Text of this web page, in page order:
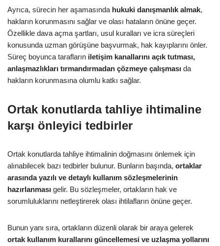
Ayrıca, sürecin her aşamasında hukuki danışmanlık almak,
hakların korunmasını sağlar ve olası hataların önüne geçer.
Özellikle dava açma şartları, usul kuralları ve icra süreçleri
konusunda uzman görüşüne başvurmak, hak kayıplarını önler.
Süreç boyunca tarafların iletişim kanallarını açık tutması,
anlaşmazlıkları tırmandırmadan çözmeye çalışması da
hakların korunmasına olumlu katkı sağlar.
Ortak konutlarda tahliye ihtimaline
karşı önleyici tedbirler
Ortak konutlarda tahliye ihtimalinin doğmasını önlemek için
alınabilecek bazı tedbirler bulunur. Bunların başında, ortaklar
arasında yazılı ve detaylı kullanım sözleşmelerinin
hazırlanması gelir. Bu sözleşmeler, ortakların hak ve
sorumluluklarını netleştirerek olası ihtilafların önüne geçer.
Bunun yanı sıra, ortakların düzenli olarak bir araya gelerek
ortak kullanım kurallarını güncellemesi ve uzlaşma yollarını